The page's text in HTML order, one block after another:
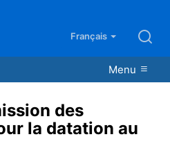
Français
Menu
des
la datation au